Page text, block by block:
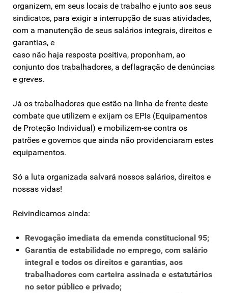
organizem, em seus locais de trabalho e junto aos seus
sindicatos, para exigir a interrupção de suas atividades,
com a manutenção de seus salários integrais, direitos e
garantias, e
caso não haja resposta positiva, proponham, ao
conjunto dos trabalhadores, a deflagração de denúncias
e greves.
Já os trabalhadores que estão na linha de frente deste
combate que utilizem e exijam os EPIs (Equipamentos
de Proteção Individual) e mobilizem-se contra os
patrões e governos que ainda não providenciaram estes
equipamentos.
Só a luta organizada salvará nossos salários, direitos e
nossas vidas!
Reivindicamos ainda:
Revogação imediata da emenda constitucional 95;
Garantia de estabilidade no emprego, com salário
integral e todos os direitos e garantias, aos
trabalhadores com carteira assinada e estatutários
no setor público e privado;